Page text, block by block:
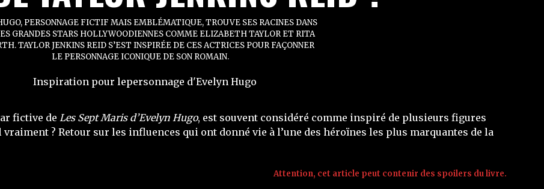
PERSONNAGE FICTIF MAIS EMBLÉMATIQUE, TROUVE SES RACINES DANS
GRANDES STARS HOLLYWOODIENNES COMME ELIZABETH TAYLOR ET RITA
TAYLOR JENKINS REID S’EST INSPIRÉE DE CES ACTRICES POUR FAÇONNER
LE PERSONNAGE ICONIQUE DE SON ROMAIN.
fictive de Les Sept Maris d’Evelyn Hugo, est souvent considéré comme inspiré de plusieurs figures
? Retour sur les influences qui ont donné vie à l’une des héroïnes les plus marquantes de la
Attention, cet article peut contenir des spoilers du livre.